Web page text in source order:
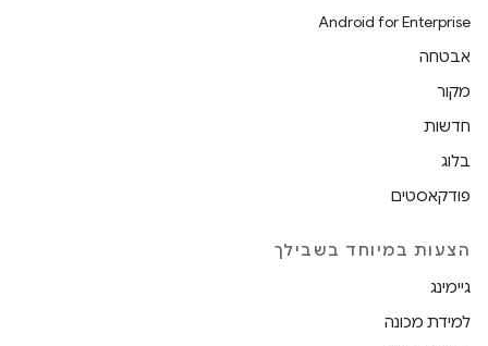
Android for Enterprise
אבטחה
מקור
חדשות
בלוג
פודקאסטים
הצעות במיוחד בשבילך
גיימינג
למידת מכונה